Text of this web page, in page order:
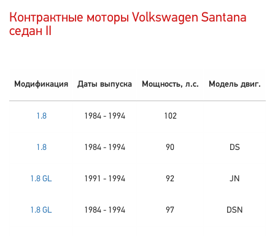
Контрактные моторы Volkswagen Santana
седан II
Модификация Даты выпуска Мощность, л.с. Модель двиг.
1.8 1984 - 1994 102
1.8 1984 - 1994 90 DS
1.8 GL 1991 - 1994 92 JN
1.8 GL 1984 - 1994 97 DSN